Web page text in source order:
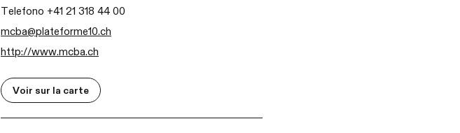
Telefono +41 21 318 44 00
mcba@plateforme10.ch
http://www.mcba.ch
Voir sur la carte